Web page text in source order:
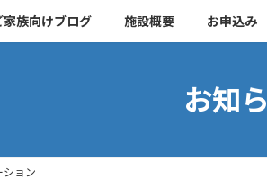
家族向けブログ 施設概要 お申込み
お知
ション